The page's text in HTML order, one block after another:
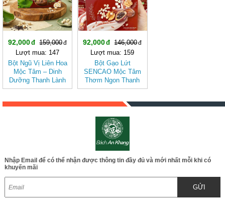
92,000
159,000
Lượt mua: 147
Bột Ngũ Vị Liên Hoa
Mộc Tâm – Dinh
Dưỡng Thanh Lành
Từ Gạo Lứt Và Hạt
92,000
146,000
Lượt mua: 159
Bột Gạo Lứt
SENCAO Mộc Tâm
Thơm Ngon Thanh
Nhẹ, Phù Hợp Ăn
Nhập Email để có thể nhận được thông tin đầy đủ và mới nhất mỗi khi có
khuyến mãi
GỬI